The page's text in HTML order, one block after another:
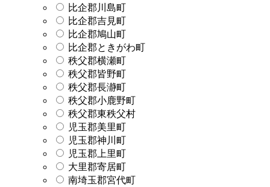
比企郡川島町
比企郡吉見町
比企郡鳩山町
比企郡ときがわ町
秩父郡横瀬町
秩父郡皆野町
秩父郡長瀞町
秩父郡小鹿野町
秩父郡東秩父村
児玉郡美里町
児玉郡神川町
児玉郡上里町
大里郡寄居町
南埼玉郡宮代町